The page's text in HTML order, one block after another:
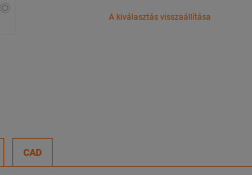
A kiválasztás visszaállítása
CAD